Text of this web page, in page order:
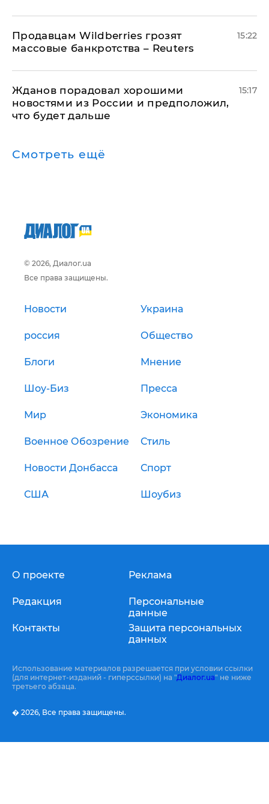
Продавцам Wildberries грозят
массовые банкротства – Reuters
15:22
Жданов порадовал хорошими
новостями из России и предположил,
что будет дальше
15:17
Смотреть ещё
© 2026, Диалог.ua
Все права защищены.
Новости Украина
россия Общество
Блоги Мнение
Шоу-Биз Пресса
Мир Экономика
Военное Обозрение Стиль
Новости Донбасса Спорт
США Шоубиз
О проекте
Редакция
Контакты
Реклама
Персональные
данные
Защита персональных
данных
Использование материалов разрешается при условии ссылки
(для интернет-изданий - гиперссылки) на "Диалог.ua" не ниже
третьего абзаца.
� 2026, Все права защищены.